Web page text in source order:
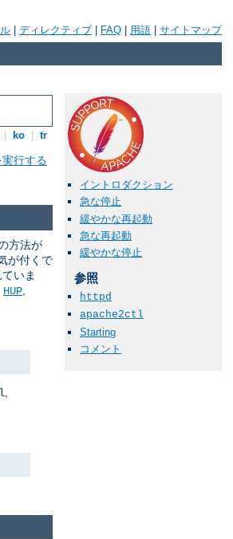
ディレクティブ FAQ 用語 サイトマップ
ko tr
行する
イントロダクション
急な停止
緩やかな再起動
急な再起動
緩やかな停止
参照
httpd
apache2ctl
Starting
コメント
方法が
が付くで
いま
HUP